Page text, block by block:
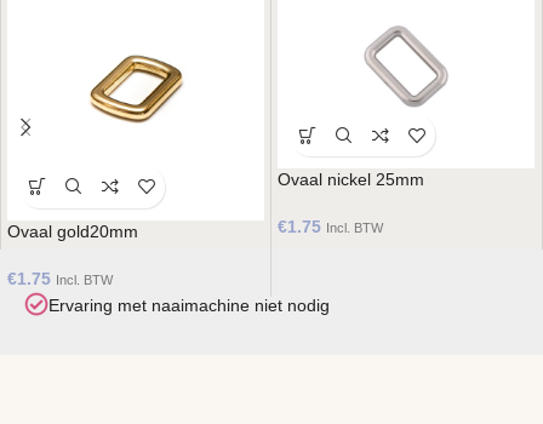
Ovaal gold20mm
€1.75 Incl. BTW
Ovaal nickel 25mm
€1.75 Incl. BTW
Maak je eigen droomtas